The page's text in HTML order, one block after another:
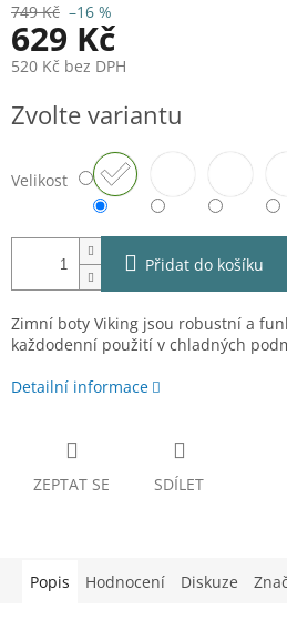
749 Kč –16 %
629 Kč
520 Kč bez DPH
cena:
Zvolte variantu
Velikost
Přidat do košíku
Zimní boty Viking jsou robustní a
každodenní použití v chladných
Detailní informace
ZEPTAT SE SDÍLET
Popis Hodnocení Diskuze